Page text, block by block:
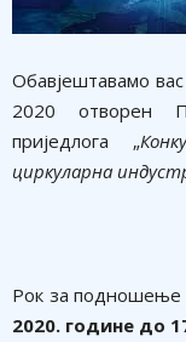
Обавјештавамо
2020 отворен
приједлога „
циркуларна
Рок за подношење
2020. године до